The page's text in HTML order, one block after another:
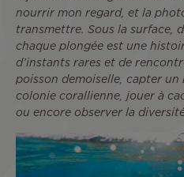
nourrir mon regard, et la
transmettre. Sous la surface,
chaque plongée est une
d’instants rares et de
poisson demoiselle, capter
colonie corallienne, jouer à
ou encore observer la